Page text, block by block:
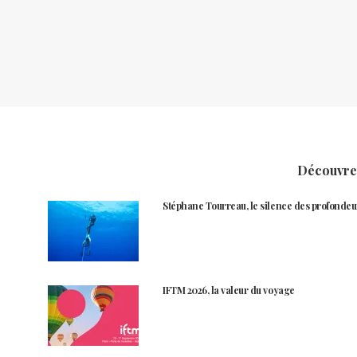
Stéphane Tourreau, le silence des
IFTM 2026, la valeur du voyage